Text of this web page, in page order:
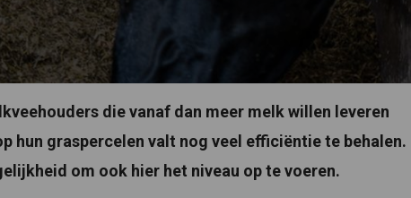
die vanaf dan meer melk willen leveren
hun graspercelen valt nog veel efficiëntie te behalen.
om ook hier het niveau op te voeren.